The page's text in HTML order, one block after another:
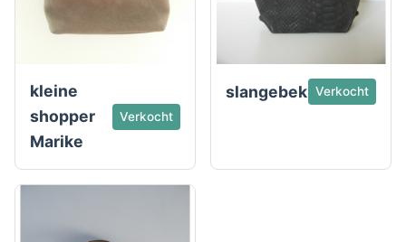
kleine
shopper
Marike
Verkocht
slangebek Verkocht